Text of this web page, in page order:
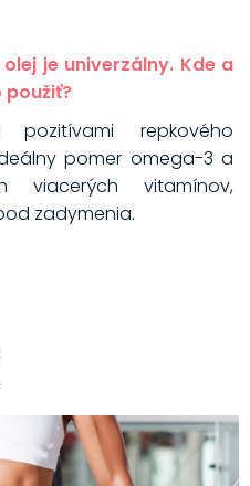
je univerzálny. Kde a
pozitívami repkového
pomer omega-3 a
viacerých vitamínov,
zadymenia.